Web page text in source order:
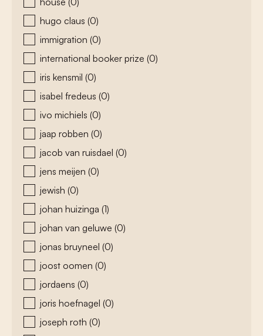
hugo claus (0)
immigration (0)
international booker prize (0)
iris kensmil (0)
isabel fredeus (0)
ivo michiels (0)
jaap robben (0)
jacob van ruisdael (0)
jens meijen (0)
jewish (0)
johan huizinga (1)
johan van geluwe (0)
jonas bruyneel (0)
joost oomen (0)
jordaens (0)
joris hoefnagel (0)
joseph roth (0)